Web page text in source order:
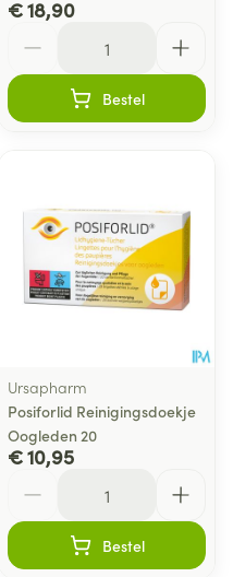
€ 18,90
Bestel
Ursapharm
Posiforlid Reinigingsdoekje
Oogleden 20
€ 10,95
Bestel